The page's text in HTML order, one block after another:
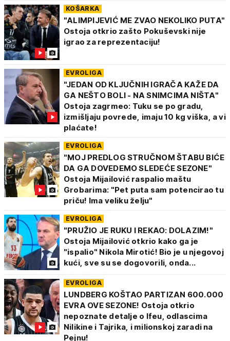
KOŠARKA
"ALIMPIJEVIĆ ME ZVAO NEKOLIKO PUTA"
Ostoja otkrio zašto Pokuševski nije
igrao za reprezentaciju!
EVROLIGA
"JEDAN OD KLJUČNIH IGRAČA KAŽE DA
GA NEŠTO BOLI - NA SNIMCIMA NIŠTA"
Ostoja zagrmeo: Tuku se po gradu,
izmišljaju povrede, imaju 10 kg viška, a vi
plaćate!
EVROLIGA
"MOJ PREDLOG STRUČNOM ŠTABU BIĆE
DA GA DOVEDEMO SLEDEĆE SEZONE"
Ostoja Mijailović raspalio maštu
Grobarima: "Pet puta sam potencirao tu
priču! Ima veliku želju"
EVROLIGA
"PRUŽIO JE RUKU I REKAO: DOLAZIM!"
Ostoja Mijailović otkrio kako ga je
"ispalio" Nikola Mirotić! Bio je u njegovoj
kući, sve su se dogovorili, onda...
EVROLIGA
LUNDBERG KOŠTAO PARTIZAN 600.000
EVRA OVE SEZONE! Ostoja otkrio
nepoznate detalje o Ifeu, odlascima
Nilikine i Tajrika, i milionskoj zaradi na
Pejnu!